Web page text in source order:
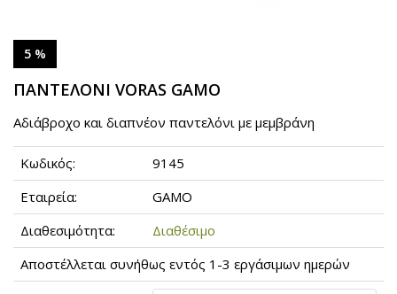
5 %
ΠΑΝΤΕΛΟΝΙ VORAS GAMO
Αδιάβροχο και διαπνέον παντελόνι με μεμβράνη
Κωδικός:
9145
Εταιρεία:
GAMO
Διαθεσιμότητα:
Διαθέσιμο
Αποστέλλεται συνήθως εντός 1-3 εργάσιμων ημερών